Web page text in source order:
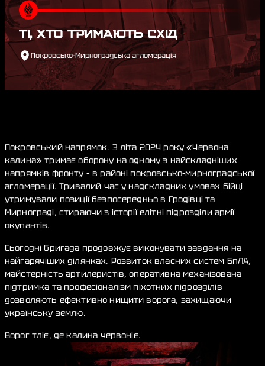
ТІ, ХТО ТРИМАЮТЬ СХІД
Покровсько-Мирноградська агломерація
Покровський напрямок. З літа 2024 року «Червона
калина» тримає оборону на одному з найскладніших
напрямків фронту – в районі покровсько-мирноградської
агломерації. Тривалий час у надскладних умовах бійці
утримували позиції безпосередньо в Гродівці та
Мирнограді, стираючи з історії елітні підрозділи армії
окупантів.
Сьогодні бригада продовжує виконувати завдання на
найгарячіших ділянках. Розвиток власних систем БпЛА,
майстерність артилеристів, оперативна механізована
підтримка та професіоналізм піхотних підрозділів
дозволяють ефективно нищити ворога, захищаючи
українську землю.
Ворог тліє, де калина червоніє.